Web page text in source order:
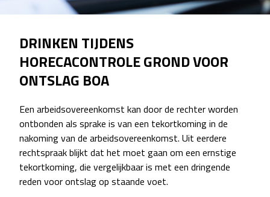
DRINKEN TIJDENS
HORECACONTROLE GROND VOOR
ONTSLAG BOA
Een arbeidsovereenkomst kan door de rechter worden
ontbonden als sprake is van een tekortkoming in de
nakoming van de arbeidsovereenkomst. Uit eerdere
rechtspraak blijkt dat het moet gaan om een ernstige
tekortkoming, die vergelijkbaar is met een dringende
reden voor ontslag op staande voet.